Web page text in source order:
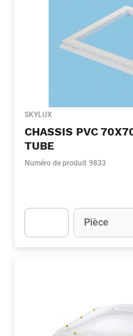
SKYLUX
CHASSIS PVC
TUBE
Numéro de produit 9833
Unité
Pièce